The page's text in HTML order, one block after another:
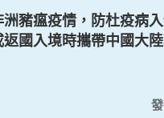
豬瘟疫情，防杜疫病
國入境時攜帶中國大